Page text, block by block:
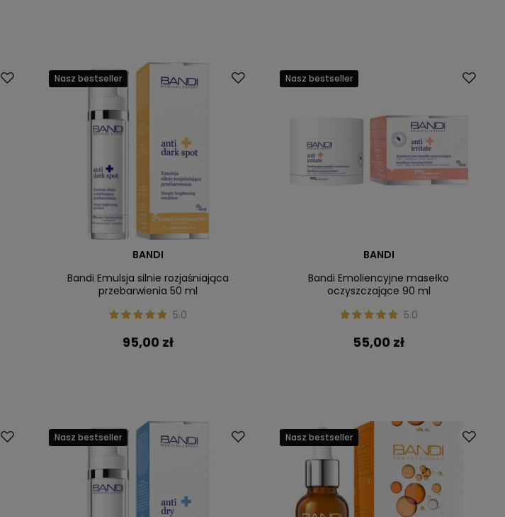
Nasz bestseller
BANDI
Bandi Emulsja silnie rozjaśniająca
przebarwienia 50 ml
5.0
95,00 zł
Nasz bestseller
BANDI
Bandi Emoliencyjne masełko
oczyszczające 90 ml
5.0
55,00 zł
Nasz bestseller Nasz bestseller